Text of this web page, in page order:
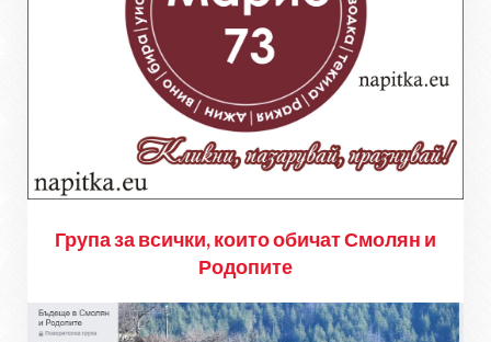
Група за всички, които обичат Смолян и
Родопите